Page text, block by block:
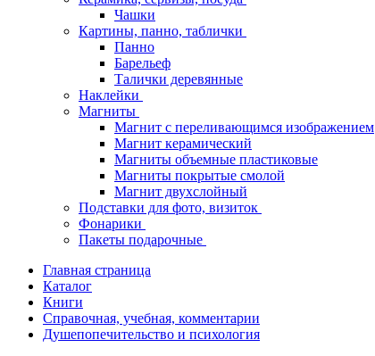
Чашки
Картины, панно, таблички
Панно
Барельеф
Талички деревянные
Наклейки
Магниты
Магнит с переливающимся изображением
Магнит керамический
Магниты объемные пластиковые
Магниты покрытые смолой
Магнит двухслойный
Подставки для фото, визиток
Фонарики
Пакеты подарочные
Главная страница
Каталог
Книги
Справочная, учебная, комментарии
Душепопечительство и психология